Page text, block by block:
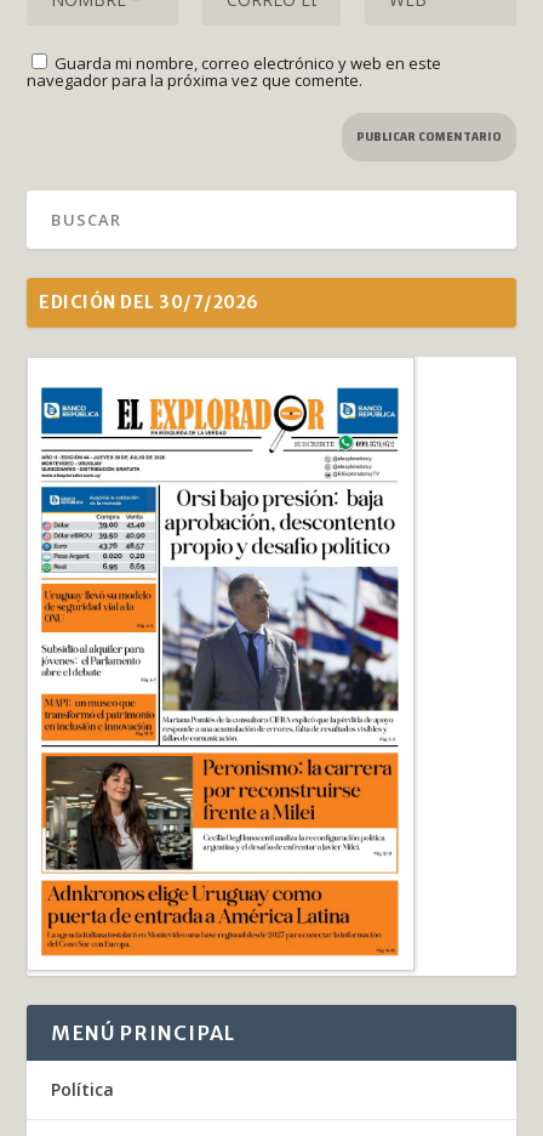
Guarda mi nombre, correo electrónico y web en este
navegador para la próxima vez que comente.
EDICIÓN DEL 30/7/2026
MENÚ PRINCIPAL
Política